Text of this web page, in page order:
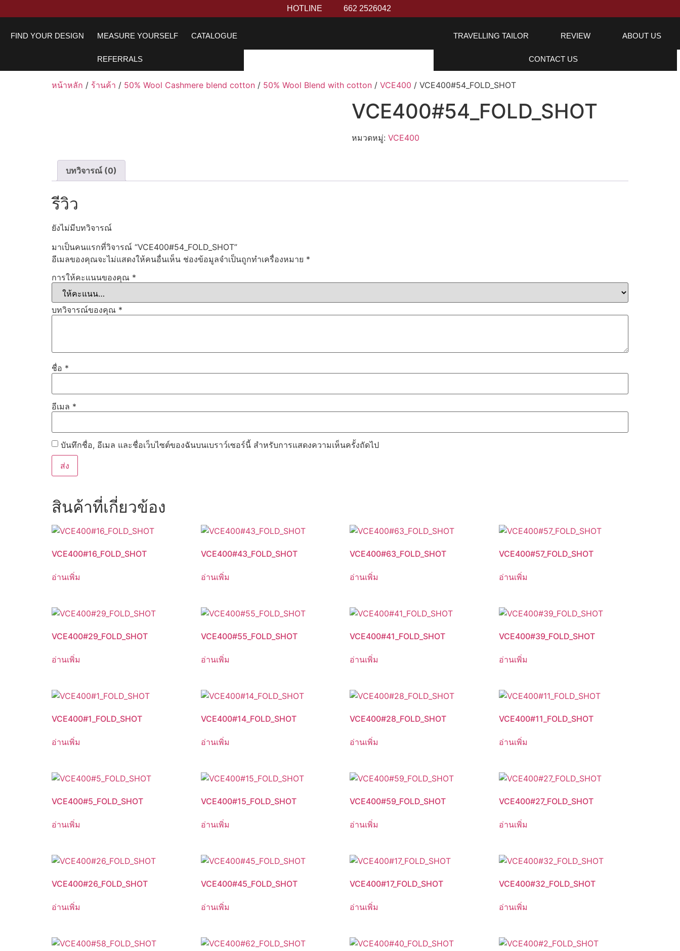
HOTLINE 662 2526042
FIND YOUR DESIGN MEASURE YOURSELF CATALOGUE
REFERRALS
TRAVELLING TAILOR REVIEW ABOUT US
CONTACT US
หน้าหลัก / ร้านค้า / 50% Wool Cashmere blend cotton / 50% Wool Blend with cotton / VCE400 / VCE400#54_FOLD_SHOT
VCE400#54_FOLD_SHOT
หมวดหมู่: VCE400
บทวิจารณ์ (0)
รีวิว
ยังไม่มีบทวิจารณ์
มาเป็นคนแรกที่วิจารณ์ “VCE400#54_FOLD_SHOT”
อีเมลของคุณจะไม่แสดงให้คนอื่นเห็น ช่องข้อมูลจำเป็นถูกทำเครื่องหมาย *
การให้คะแนนของคุณ *
บทวิจารณ์ของคุณ *
ชื่อ *
อีเมล *
บันทึกชื่อ, อีเมล และชื่อเว็บไซต์ของฉันบนเบราว์เซอร์นี้ สำหรับการแสดงความเห็นครั้งถัดไป
สินค้าที่เกี่ยวข้อง
VCE400#16_FOLD_SHOT
อ่านเพิ่ม
VCE400#43_FOLD_SHOT
อ่านเพิ่ม
VCE400#63_FOLD_SHOT
อ่านเพิ่ม
VCE400#57_FOLD_SHOT
อ่านเพิ่ม
VCE400#29_FOLD_SHOT
อ่านเพิ่ม
VCE400#55_FOLD_SHOT
อ่านเพิ่ม
VCE400#41_FOLD_SHOT
อ่านเพิ่ม
VCE400#39_FOLD_SHOT
อ่านเพิ่ม
VCE400#1_FOLD_SHOT
อ่านเพิ่ม
VCE400#14_FOLD_SHOT
อ่านเพิ่ม
VCE400#28_FOLD_SHOT
อ่านเพิ่ม
VCE400#11_FOLD_SHOT
อ่านเพิ่ม
VCE400#5_FOLD_SHOT
อ่านเพิ่ม
VCE400#15_FOLD_SHOT
อ่านเพิ่ม
VCE400#59_FOLD_SHOT
อ่านเพิ่ม
VCE400#27_FOLD_SHOT
อ่านเพิ่ม
VCE400#26_FOLD_SHOT
อ่านเพิ่ม
VCE400#45_FOLD_SHOT
อ่านเพิ่ม
VCE400#17_FOLD_SHOT
อ่านเพิ่ม
VCE400#32_FOLD_SHOT
อ่านเพิ่ม